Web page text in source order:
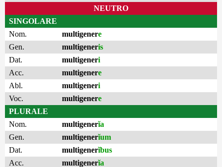
NEUTRO
SINGOLARE
Nom.
multigenere
Gen.
multigeneris
Dat.
multigeneri
Acc.
multigenere
Abl.
multigeneri
Voc.
multigenere
PLURALE
Nom.
multigenerĭa
Gen.
multigenerĭum
Dat.
multigenerĭbus
Acc.
multigenerĭa